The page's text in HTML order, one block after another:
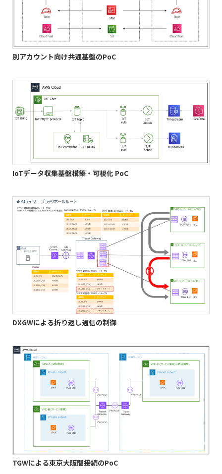
別アカウント向け共通基盤のPoC
IoTデータ収集基盤構築・可視化 PoC
DXGWによる折り返し通信の制御
TGWによる東京大阪間接続のPoC